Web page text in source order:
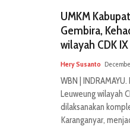
UMKM
Gembira,
wilayah CDK
Hery Susanto
WBN |
Leuweung wilayah
dilaksanakan
Karanganyar,